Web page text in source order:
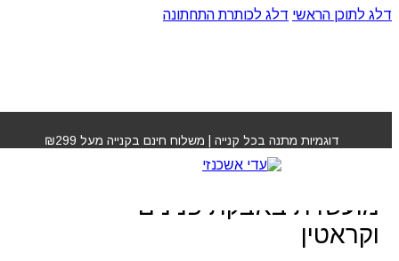
דלג לתוכן הראשי דלג לכותרת התחתונה
דוגמיות מתנה בכל קנייה | משלוח חינם בקנייה מעל ₪299
באבקת פנינים וקראטין
מסכת הזנה אוקטן ריפייר
מועשרת באבקת פנינים
וקראטין